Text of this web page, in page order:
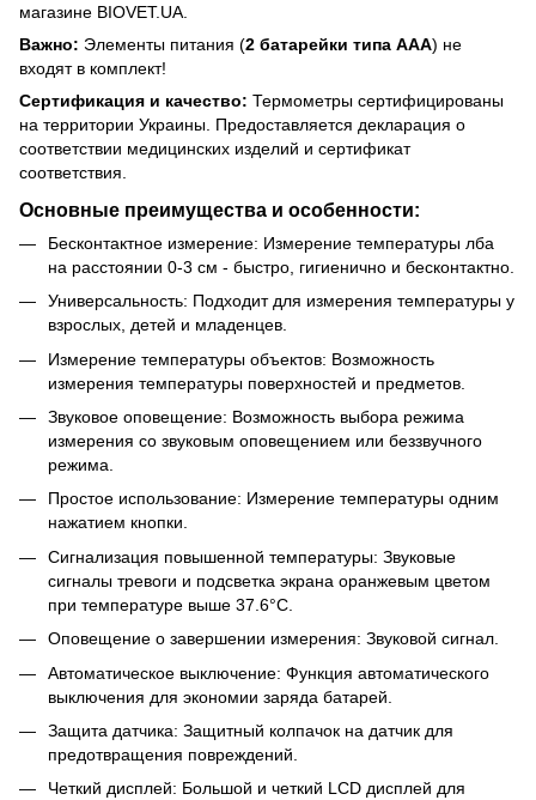
магазине BIOVET.UA.
Важно: Элементы питания (2 батарейки типа ААА) не
входят в комплект!
Сертификация и качество: Термометры сертифицированы
на территории Украины. Предоставляется декларация о
соответствии медицинских изделий и сертификат
соответствия.
Основные преимущества и особенности:
Бесконтактное измерение: Измерение температуры лба
на расстоянии 0-3 см - быстро, гигиенично и бесконтактно.
Универсальность: Подходит для измерения температуры у
взрослых, детей и младенцев.
Измерение температуры объектов: Возможность
измерения температуры поверхностей и предметов.
Звуковое оповещение: Возможность выбора режима
измерения со звуковым оповещением или беззвучного
режима.
Простое использование: Измерение температуры одним
нажатием кнопки.
Сигнализация повышенной температуры: Звуковые
сигналы тревоги и подсветка экрана оранжевым цветом
при температуре выше 37.6°С.
Оповещение о завершении измерения: Звуковой сигнал.
Автоматическое выключение: Функция автоматического
выключения для экономии заряда батарей.
Защита датчика: Защитный колпачок на датчик для
предотвращения повреждений.
Четкий дисплей: Большой и четкий LCD дисплей для